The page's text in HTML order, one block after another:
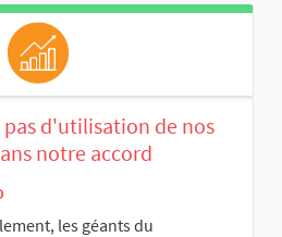
pas d'utilisation de nos
notre accord
les géants du